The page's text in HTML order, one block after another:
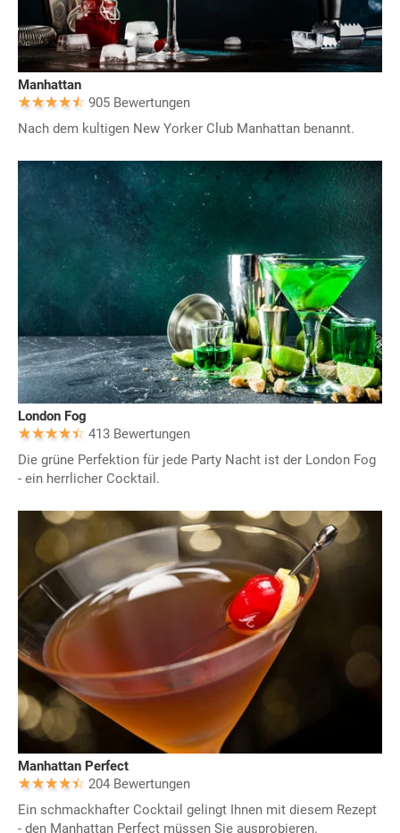
Manhattan
905 Bewertungen
Nach dem kultigen New Yorker Club Manhattan benannt.
London Fog
413 Bewertungen
Die grüne Perfektion für jede Party Nacht ist der London Fog
- ein herrlicher Cocktail.
Manhattan Perfect
204 Bewertungen
Ein schmackhafter Cocktail gelingt Ihnen mit diesem Rezept
- den Manhattan Perfect müssen Sie ausprobieren.